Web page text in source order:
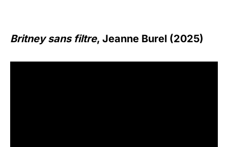
Britney sans filtre, Jeanne Burel (2025)